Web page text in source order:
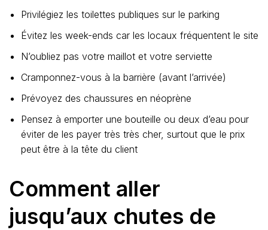
Privilégiez les toilettes publiques sur le parking
Évitez les week-ends car les locaux fréquentent le site
N’oubliez pas votre maillot et votre serviette
Cramponnez-vous à la barrière (avant l’arrivée)
Prévoyez des chaussures en néoprène
Pensez à emporter une bouteille ou deux d’eau pour
éviter de les payer très très cher, surtout que le prix
peut être à la tête du client
Comment aller
jusqu’aux chutes de